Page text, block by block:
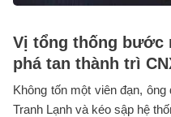
Vị tổng thống
phá tan thành trì
Không tốn một viên đạn,
Tranh Lạnh và kéo sập hệ